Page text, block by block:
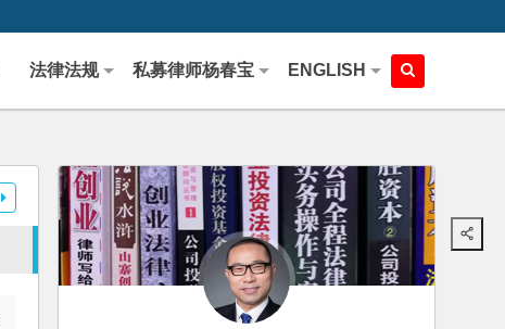
法律法规 私募律师杨春宝 ENGLISH